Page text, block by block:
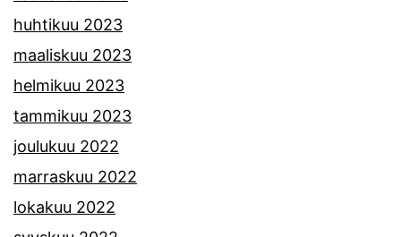
huhtikuu 2023
maaliskuu 2023
helmikuu 2023
tammikuu 2023
joulukuu 2022
marraskuu 2022
lokakuu 2022